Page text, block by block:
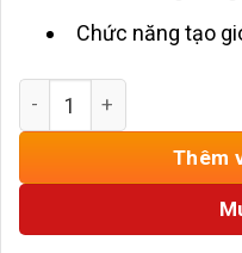
Chức năng tạo
Thêm